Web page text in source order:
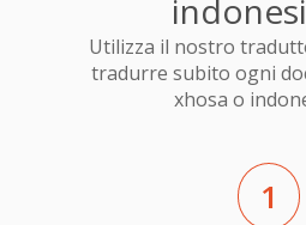
Utilizza il nostro
tradurre subito ogni
xhosa o
1